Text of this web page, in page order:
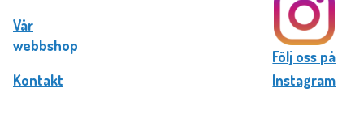
Vår
webbshop
Kontakt
Följ oss på
Instagram